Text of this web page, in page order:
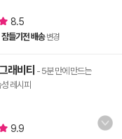
8.5
잠들기전 배송 변경
래비티 - 5분 만에 만드는
레시피
9.9